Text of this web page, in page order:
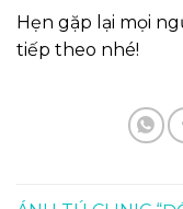
Hẹn gặp lại mọi
tiếp theo nhé!